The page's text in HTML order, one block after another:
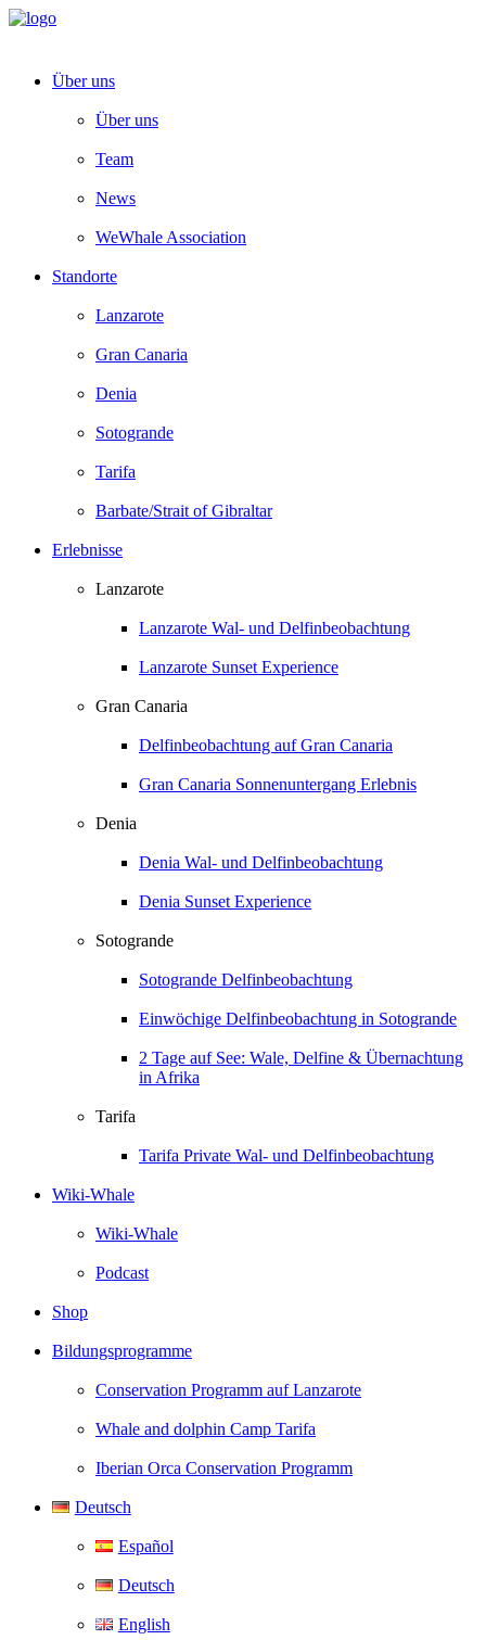
Über uns
Über uns
Team
News
WeWhale Association
Standorte
Lanzarote
Gran Canaria
Denia
Sotogrande
Tarifa
Barbate/Strait of Gibraltar
Erlebnisse
Lanzarote
Lanzarote Wal- und Delfinbeobachtung
Lanzarote Sunset Experience
Gran Canaria
Delfinbeobachtung auf Gran Canaria
Gran Canaria Sonnenuntergang Erlebnis
Denia
Denia Wal- und Delfinbeobachtung
Denia Sunset Experience
Sotogrande
Sotogrande Delfinbeobachtung
Einwöchige Delfinbeobachtung in Sotogrande
2 Tage auf See: Wale, Delfine & Übernachtung
in Afrika
Tarifa
Tarifa Private Wal- und Delfinbeobachtung
Wiki-Whale
Wiki-Whale
Podcast
Shop
Bildungsprogramme
Conservation Programm auf Lanzarote
Whale and dolphin Camp Tarifa
Iberian Orca Conservation Programm
Deutsch
Español
Deutsch
English